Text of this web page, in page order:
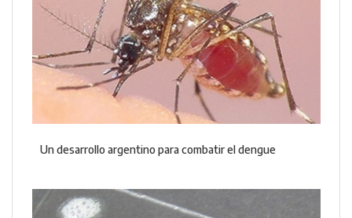
Un desarrollo argentino para combatir el dengue